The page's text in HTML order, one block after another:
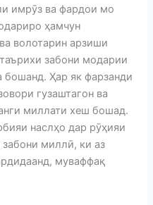
имрӯз ва фардои мо
ҳамчун
волотарин арзиши
забони модарии
Ҳар як фарзанди
гузаштагон ва
миллати хеш бошад.
наслҳо дар рӯҳияи
миллӣ, ки аз
муваффақ